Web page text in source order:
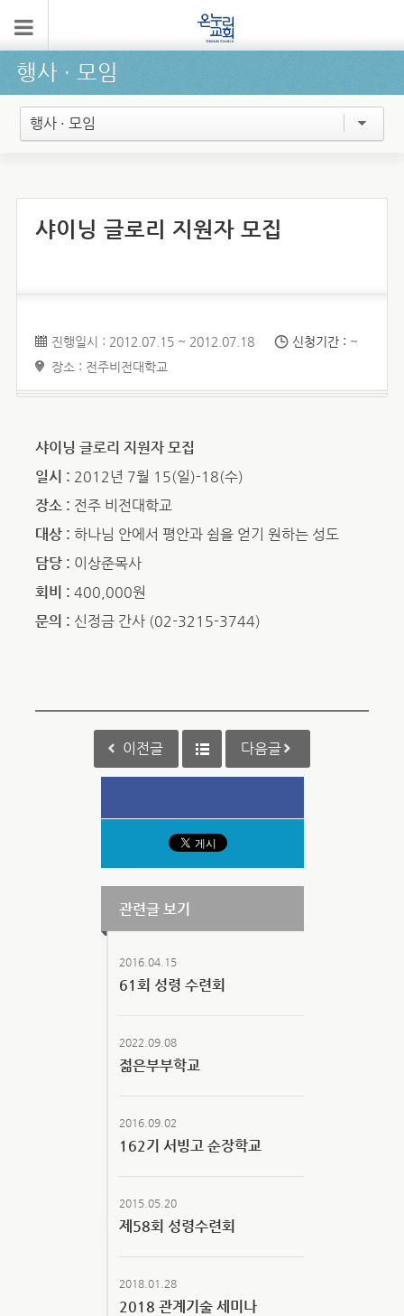
행사 ∙ 모임
행사 · 모임
샤이닝 글로리 지원자 모집
진행일시 : 2012.07.15 ~ 2012.07.18 신청기간 : ~
장소 : 전주비전대학교
샤이닝 글로리 지원자 모집
일시 : 2012년 7월 15(일)-18(수)
장소 : 전주 비전대학교
대상 : 하나님 안에서 평안과 쉼을 얻기 원하는 성도
담당 : 이상준목사
회비 : 400,000원
문의 : 신정금 간사 (02-3215-3744)
이전글 다음글
관련글 보기
2016.04.15
61회 성령 수련회
2022.09.08
젊은부부학교
2016.09.02
162기 서빙고 순장학교
2015.05.20
제58회 성령수련회
2018.01.28
2018 관계기술 세미나